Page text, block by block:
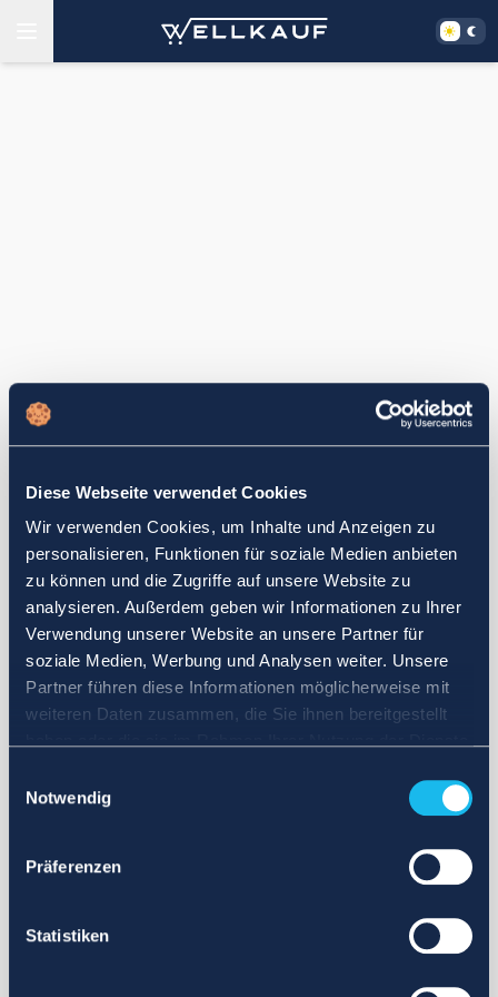
Diese Webseite verwendet Cookies
Wir verwenden Cookies, um Inhalte und Anzeigen zu
personalisieren, Funktionen für soziale Medien anbieten
zu können und die Zugriffe auf unsere Website zu
analysieren. Außerdem geben wir Informationen zu Ihrer
Verwendung unserer Website an unsere Partner für
soziale Medien, Werbung und Analysen weiter. Unsere
Partner führen diese Informationen möglicherweise mit
weiteren Daten zusammen, die Sie ihnen bereitgestellt
Notwendig
Präferenzen
Statistiken